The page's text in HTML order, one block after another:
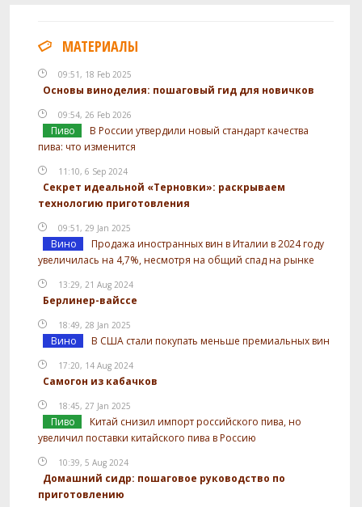
МАТЕРИАЛЫ
09:51, 18 Feb 2025
Основы виноделия: пошаговый гид для новичков
09:54, 26 Feb 2026
Пиво
В России утвердили новый стандарт качества
пива: что изменится
11:10, 6 Sep 2024
Секрет идеальной «Терновки»: раскрываем
технологию приготовления
09:51, 29 Jan 2025
Вино
Продажа иностранных вин в Италии в 2024 году
увеличилась на 4,7%, несмотря на общий спад на рынке
13:29, 21 Aug 2024
Берлинер-вайссе
18:49, 28 Jan 2025
Вино В США стали покупать меньше премиальных вин
17:20, 14 Aug 2024
Самогон из кабачков
18:45, 27 Jan 2025
Пиво
Китай снизил импорт российского пива, но
увеличил поставки китайского пива в Россию
10:39, 5 Aug 2024
Домашний сидр: пошаговое руководство по
приготовлению